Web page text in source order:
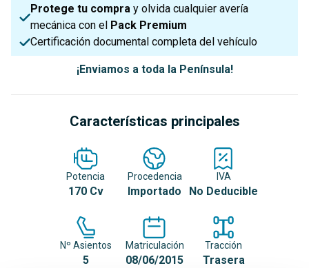
Protege tu compra y olvida cualquier avería
mecánica con el Pack Premium
Certificación documental completa del vehículo
¡Enviamos a toda la Península!
Características principales
Potencia
170 Cv
Procedencia
Importado
IVA
No Deducible
Nº Asientos
5
Matriculación
08/06/2015
Tracción
Trasera